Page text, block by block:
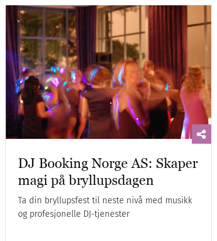
DJ Booking Norge AS: Skaper
magi på bryllupsdagen
Ta din bryllupsfest til neste nivå med musikk
og profesjonelle DJ-tjenester